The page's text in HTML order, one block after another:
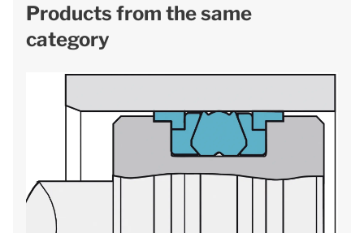
Products from the same
category